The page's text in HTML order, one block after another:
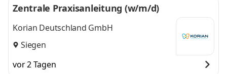
Zentrale Praxisanleitung (w/m/d)
Korian Deutschland GmbH
Siegen
vor 2 Tagen